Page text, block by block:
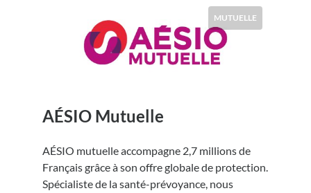
MUTUELLE
AÉSIO Mutuelle
AÉSIO mutuelle accompagne 2,7 millions de
Français grâce à son offre globale de protection.
Spécialiste de la santé-prévoyance, nous